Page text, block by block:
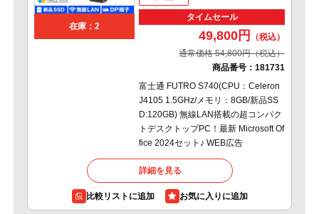
在庫：2
タイムセール
49,800円
通常価格 54,800円
商品番号： 181731
富士通 FUTRO S740(CPU：Celeron
J4105 1.5GHz/メモリ：8GB/新品SS
D:120GB) 無線LAN搭載の超コンパク
トデスクトップPC！最新 Microsoft Of
fice 2024セット♪ WEB広告
詳細を見る
比較リストに追加